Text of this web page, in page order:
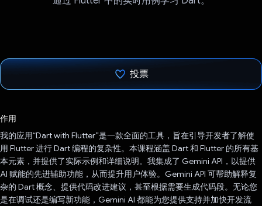
投票
作用
我的应用“Dart with Flutter”是一款全面的工具，旨在引导开发者了解使
用 Flutter 进行 Dart 编程的复杂性。本课程涵盖 Dart 和 Flutter 的所有基
本元素，并提供了实际示例和详细说明。我集成了 Gemini API，以提供
AI 赋能的先进辅助功能，从而提升用户体验。Gemini API 可帮助解释复
杂的 Dart 概念、提供代码改进建议，甚至根据需要生成代码段。无论您
是在调试还是编写新功能，Gemini AI 都能为您提供支持并加快开发流